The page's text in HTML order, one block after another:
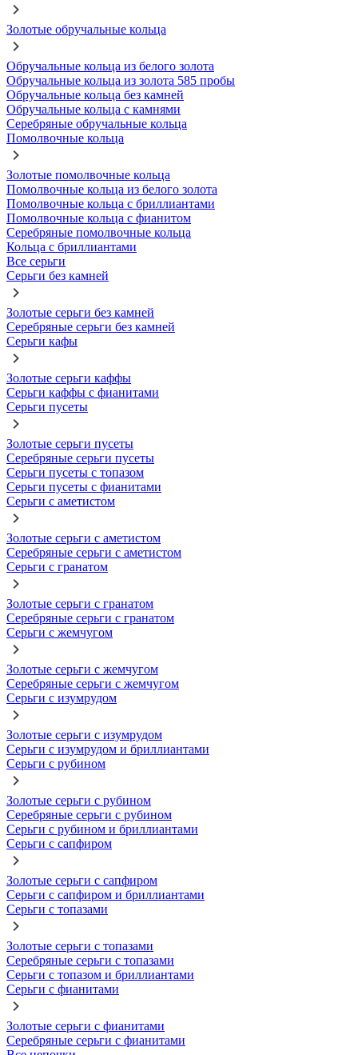
Золотые обручальные кольца
Обручальные кольца из белого золота
Обручальные кольца из золота 585 пробы
Обручальные кольца без камней
Обручальные кольца с камнями
Серебряные обручальные кольца
Помолвочные кольца
Золотые помолвочные кольца
Помолвочные кольца из белого золота
Помолвочные кольца с бриллиантами
Помолвочные кольца с фианитом
Серебряные помолвочные кольца
Кольца с бриллиантами
Все серьги
Серьги без камней
Золотые серьги без камней
Серебряные серьги без камней
Серьги кафы
Золотые серьги каффы
Серьги каффы с фианитами
Серьги пусеты
Золотые серьги пусеты
Серебряные серьги пусеты
Серьги пусеты с топазом
Серьги пусеты с фианитами
Серьги с аметистом
Золотые серьги с аметистом
Серебряные серьги с аметистом
Серьги с гранатом
Золотые серьги с гранатом
Серебряные серьги с гранатом
Серьги с жемчугом
Золотые серьги с жемчугом
Серебряные серьги с жемчугом
Серьги с изумрудом
Золотые серьги с изумрудом
Серьги с изумрудом и бриллиантами
Серьги с рубином
Золотые серьги с рубином
Серебряные серьги с рубином
Серьги с рубином и бриллиантами
Серьги с сапфиром
Золотые серьги с сапфиром
Серьги с сапфиром и бриллиантами
Серьги с топазами
Золотые серьги с топазами
Серебряные серьги с топазами
Серьги с топазом и бриллиантами
Серьги с фианитами
Золотые серьги с фианитами
Серебряные серьги с фианитами